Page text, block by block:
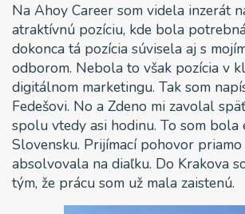
Na Ahoy Career som videla inzerát
atraktívnú pozíciu, kde bola
dokonca tá pozícia súvisela aj s
odborom. Nebola to však pozícia v
digitálnom marketingu. Tak som
Fedešovi. No a Zdeno mi zavolal
spolu vtedy asi hodinu. To som bola
Slovensku. Prijímací pohovor
absolvovala na diaľku. Do Krakova
tým, že prácu som už mala zaistenú.